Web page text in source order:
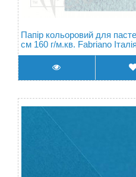
Папір кольоровий для
см 160 г/м.кв. Fabriano Італія